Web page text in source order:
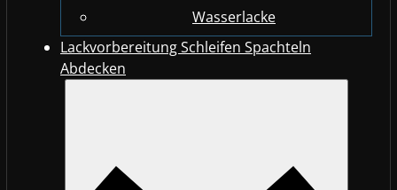
Wasserlacke
Lackvorbereitung Schleifen Spachteln
Abdecken